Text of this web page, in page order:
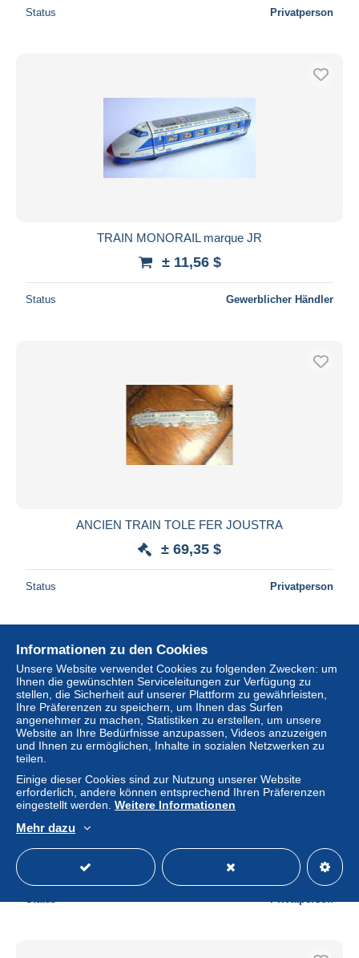
Status Privatperson
TRAIN MONORAIL marque JR
± 11,56 $
Status Gewerblicher Händler
ANCIEN TRAIN TOLE FER JOUSTRA
± 69,35 $
Status Privatperson
JOUETS ANCIENS / TRAIN MARKLIN / GUIDE ARGUS
LOC + WAGONS ECH I / BAND 2 / SCHIFFMANN BAND
± 23,12 $
Informationen zu den Cookies
Unsere Website verwendet Cookies zu folgenden Zwecken: um
Ihnen die gewünschten Serviceleitungen zur Verfügung zu
stellen, die Sicherheit auf unserer Plattform zu gewährleisten,
Ihre Präferenzen zu speichern, um Ihnen das Surfen
angenehmer zu machen, Statistiken zu erstellen, um unsere
Website an Ihre Bedürfnisse anzupassen, Videos anzuzeigen
und Ihnen zu ermöglichen, Inhalte in sozialen Netzwerken zu
teilen.
Einige dieser Cookies sind zur Nutzung unserer Website
erforderlich, andere können entsprechend Ihren Präferenzen
eingestellt werden. Weitere Informationen
Mehr dazu